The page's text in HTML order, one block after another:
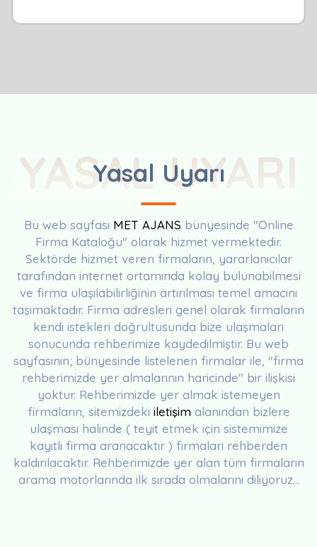
Yasal Uyarı
YASAL UYARI
Bu web sayfası MET AJANS bünyesinde "Online
Firma Kataloğu" olarak hizmet vermektedir.
Sektörde hizmet veren firmaların, yararlanıcılar
tarafından internet ortamında kolay bulunabilmesi
ve firma ulaşılabilirliğinin artırılması temel amacını
taşımaktadır. Firma adresleri genel olarak firmaların
kendi istekleri doğrultusunda bize ulaşmaları
sonucunda rehberimize kaydedilmiştir. Bu web
sayfasının; bünyesinde listelenen firmalar ile, "firma
rehberimizde yer almalarının haricinde" bir ilişkisi
yoktur. Rehberimizde yer almak istemeyen
firmaların, sitemizdeki iletişim alanından bizlere
ulaşması halinde ( teyit etmek için sistemimize
kayıtlı firma aranacaktır ) firmaları rehberden
kaldırılacaktır. Rehberimizde yer alan tüm firmaların
arama motorlarında ilk sırada olmalarını diliyoruz...